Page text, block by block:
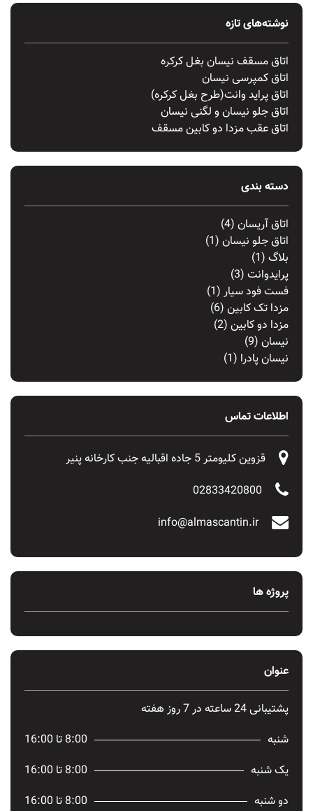
نوشته‌های تازه
اتاق مسقف نیسان بغل کرکره
اتاق کمپرسی نیسان
اتاق پراید وانت(طرح بغل کرکره)
اتاق جلو نیسان و لگنی نیسان
اتاق عقب مزدا دو کابین مسقف
دسته بندی
اتاق آریسان (4)
اتاق جلو نیسان (1)
بلاگ (1)
پرایدوانت (3)
فست فود سیار (1)
مزدا تک کابین (6)
مزدا دو کابین (2)
نیسان (9)
نیسان پادرا (1)
اطلاعات تماس
قزوین کلیومتر 5 جاده اقبالیه جنب کارخانه پنیر
02833420800
info@almascantin.ir
پروژه ها
عنوان
پشتیبانی 24 ساعته در 7 روز هفته
شنبه
8:00 تا 16:00
یک شنبه
8:00 تا 16:00
دو شنبه
8:00 تا 16:00